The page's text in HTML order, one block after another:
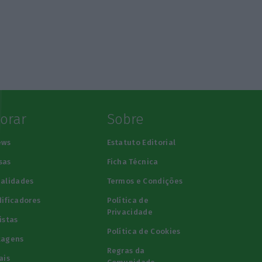
Sobre
Estatuto Editorial
Ficha Técnica
Termos e Condições
Política de
Privacidade
Política de Cookies
Regras da